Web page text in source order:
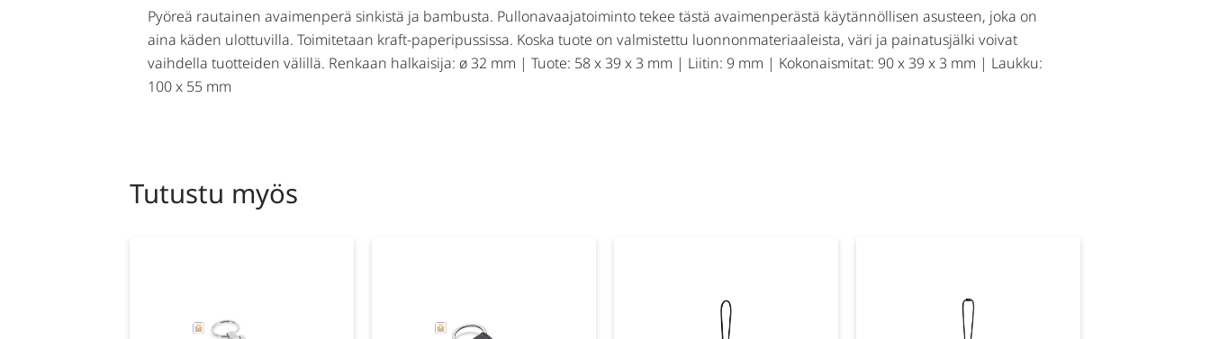
Pyöreä rautainen avaimenperä sinkistä ja bambusta. Pullonavaajatoiminto tekee tästä avaimenperästä käytännöllisen asusteen, joka on
aina käden ulottuvilla. Toimitetaan kraft-paperipussissa. Koska tuote on valmistettu luonnonmateriaaleista, väri ja painatusjälki voivat
vaihdella tuotteiden välillä. Renkaan halkaisija: ø 32 mm | Tuote: 58 x 39 x 3 mm | Liitin: 9 mm | Kokonaismitat: 90 x 39 x 3 mm | Laukku:
100 x 55 mm
Tutustu myös